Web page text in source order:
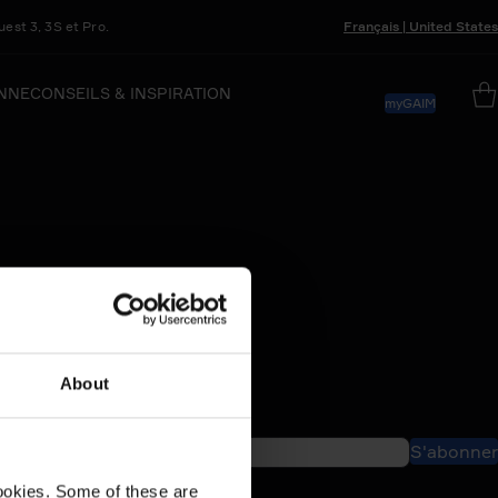
About
Some of these are
3, 3S et Pro. Français | United States
CONSEILS & INSPIRATION myGAIM
S'abonner